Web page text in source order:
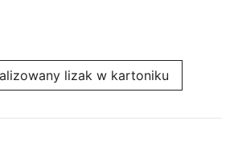
lizak w kartoniku